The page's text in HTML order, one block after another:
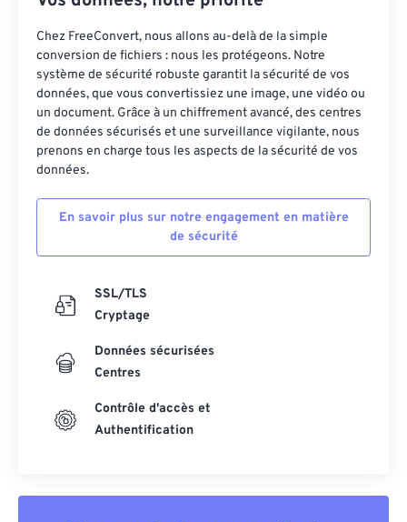
Chez FreeConvert, nous allons au-delà de la simple
conversion de fichiers : nous les protégeons. Notre
système de sécurité robuste garantit la sécurité de vos
données, que vous convertissiez une image, une vidéo ou
un document. Grâce à un chiffrement avancé, des centres
de données sécurisés et une surveillance vigilante, nous
prenons en charge tous les aspects de la sécurité de vos
données.
En savoir plus sur notre engagement en matière
de sécurité
SSL/TLS
Cryptage
Données sécurisées
Centres
Contrôle d'accès et
Authentification